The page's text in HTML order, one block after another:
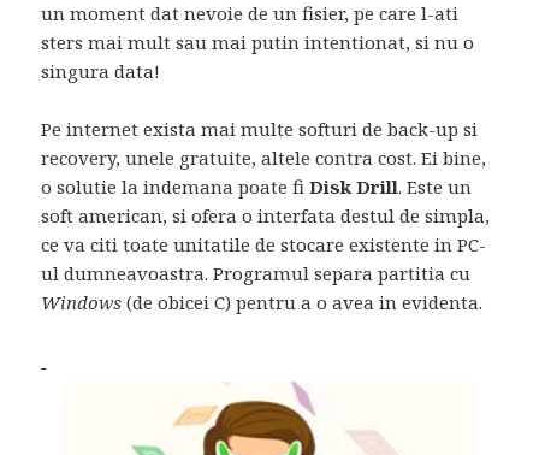
un moment dat nevoie de un fisier, pe care l-ati
sters mai mult sau mai putin intentionat, si nu o
singura data!
Pe internet exista mai multe softuri de back-up si
recovery, unele gratuite, altele contra cost. Ei bine,
o solutie la indemana poate fiDisk Drill. Este un
soft american, si ofera o interfata destul de simpla,
ce va citi toate unitatile de stocare existente in PC-
ul dumneavoastra. Programul separa partitia cu
Windows(de obicei C) pentru a o avea in evidenta.